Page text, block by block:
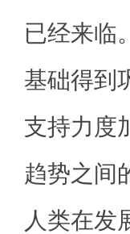
已经来临
基础得到
支持力度
趋势之间
人类在发